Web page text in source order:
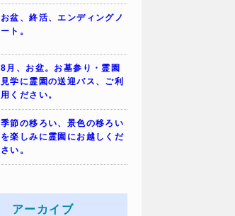
お盆、終活、エンディングノ
ート。
8月、お盆。お墓参り・霊園
見学に霊園の送迎バス、ご利
用ください。
季節の移ろい、景色の移ろい
を楽しみに霊園にお越しくだ
さい。
アーカイブ